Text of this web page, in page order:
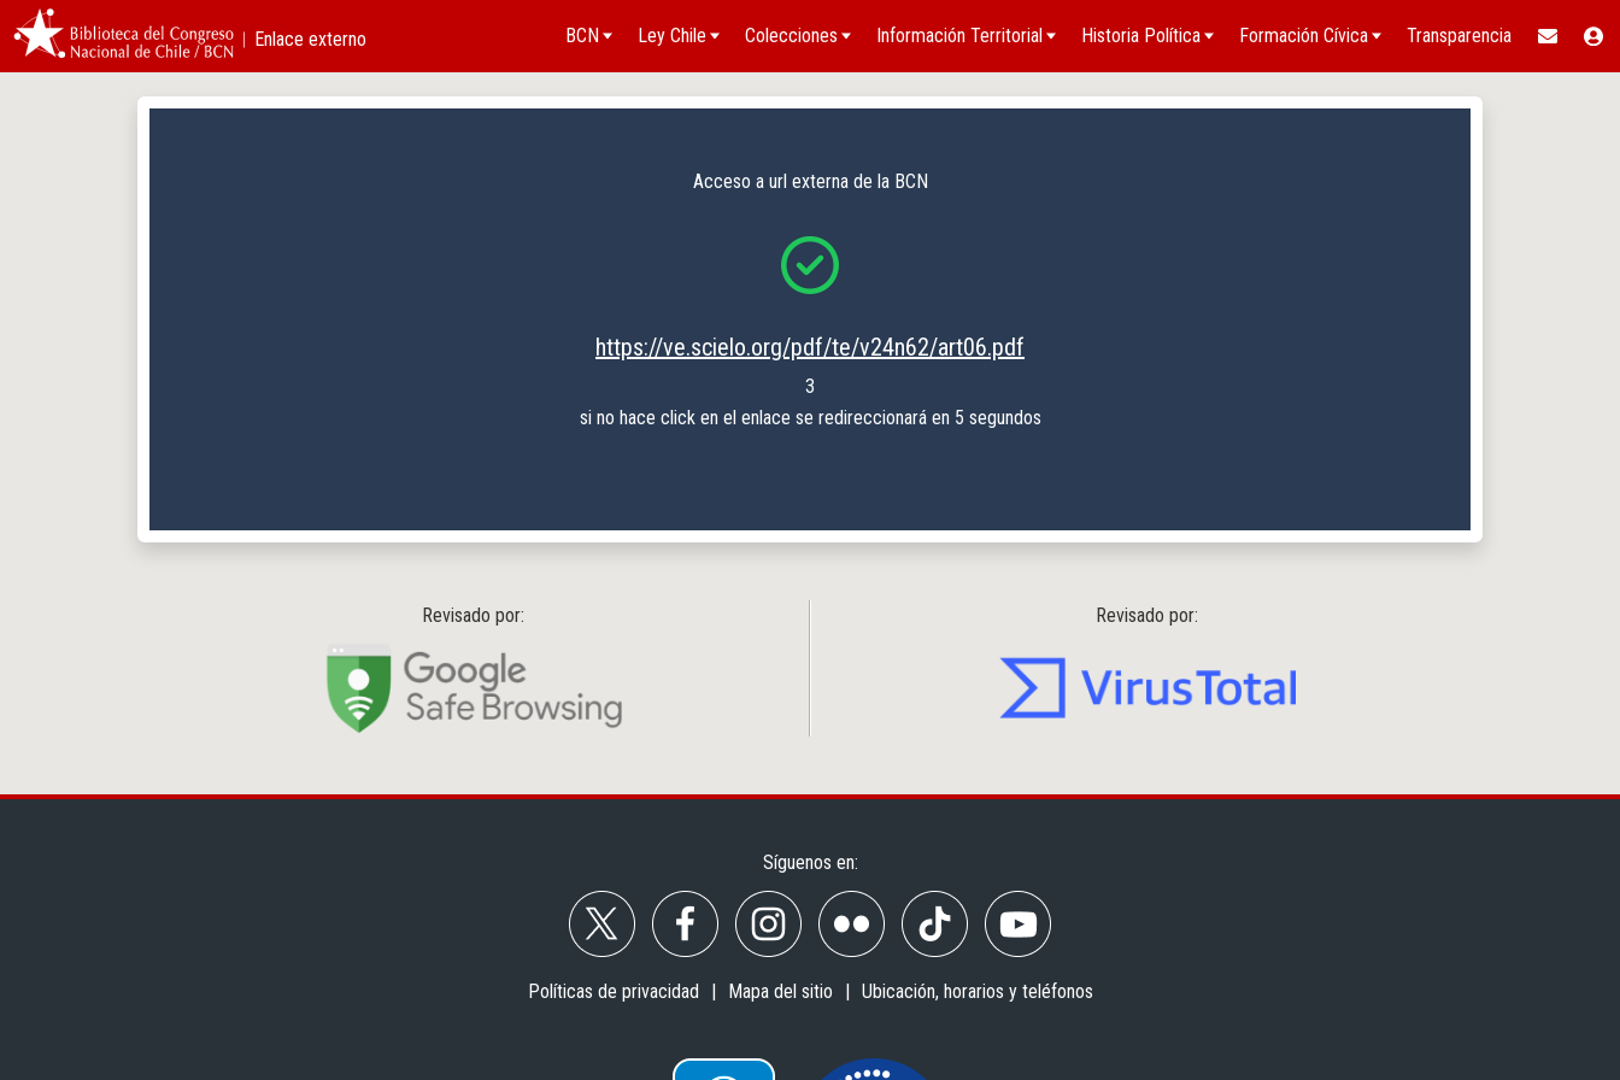
︱Enlace externo BCN Ley Chile Colecciones Información Territorial Historia Política Formación Cívica Transparencia
Acceso a url externa de la BCN
https://ve.scielo.org/pdf/te/v24n62/art06.pdf
3
si no hace click en el enlace se redireccionará en 5 segundos
Revisado por: Revisado por:
Síguenos en:
Políticas de privacidad Mapa del sitio Ubicación, horarios y teléfonos